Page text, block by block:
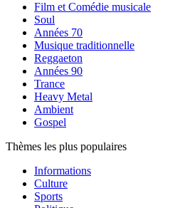
Film et Comédie musicale
Soul
Années 70
Musique traditionnelle
Reggaeton
Années 90
Trance
Heavy Metal
Ambient
Gospel
Thèmes les plus populaires
Informations
Culture
Sports